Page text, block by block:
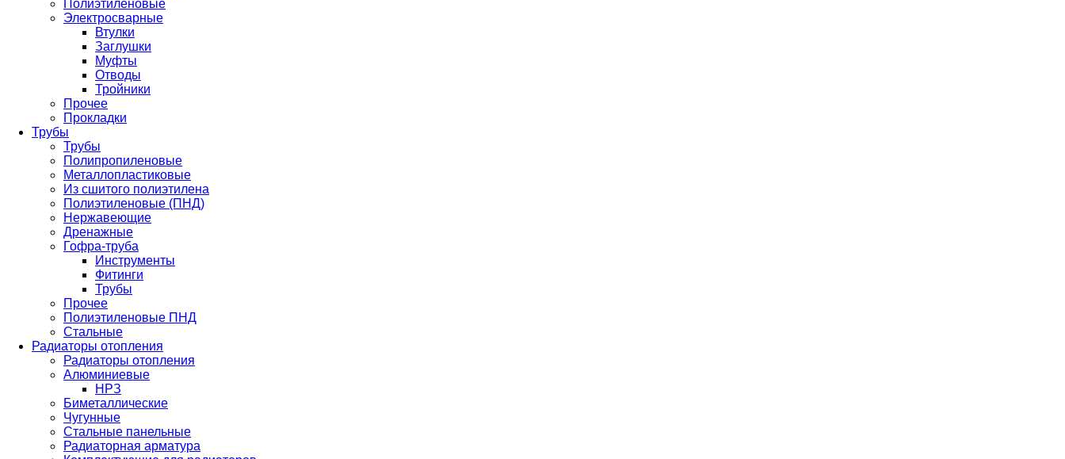
Полиэтиленовые
Электросварные
Втулки
Заглушки
Муфты
Отводы
Тройники
Прочее
Прокладки
Трубы
Трубы
Полипропиленовые
Металлопластиковые
Из сшитого полиэтилена
Полиэтиленовые (ПНД)
Нержавеющие
Дренажные
Гофра-труба
Инструменты
Фитинги
Трубы
Прочее
Полиэтиленовые ПНД
Стальные
Радиаторы отопления
Радиаторы отопления
Алюминиевые
НРЗ
Биметаллические
Чугунные
Стальные панельные
Радиаторная арматура